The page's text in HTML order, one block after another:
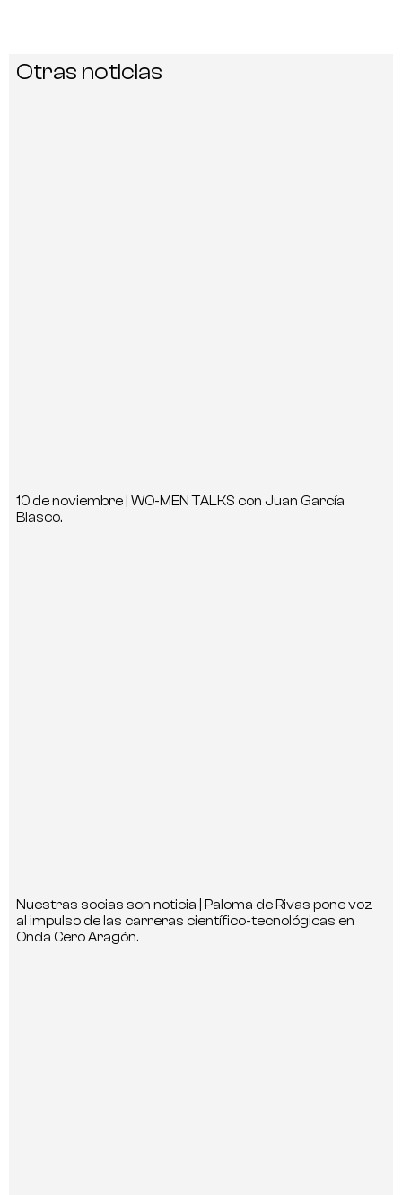
Otras noticias
10 de noviembre | WO-MEN TALKS con Juan García
Blasco.
Nuestras socias son noticia | Paloma de Rivas pone voz
al impulso de las carreras científico-tecnológicas en
Onda Cero Aragón.